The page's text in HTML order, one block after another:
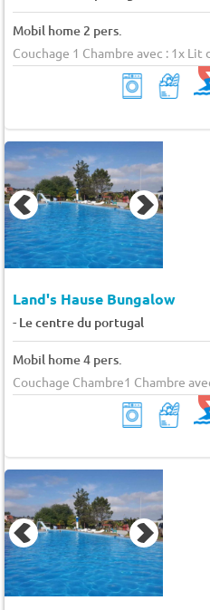
Mobil home 2 pers.
Couchage 1 Chambre avec : 1x
Land's Hause Bungalow
- Le centre du portugal
Mobil home 4 pers.
Couchage Chambre1 Chambre